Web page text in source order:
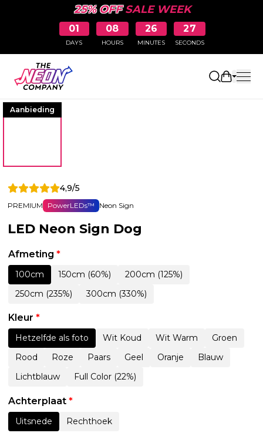
25% OFFSALE WEEK
01
DAYS
08
HOURS
26
MINUTES
27
SECONDS
Aanbieding
4,9/5
PREMIUM PowerLEDs™ Neon Sign
LED Neon Sign Dog
Afmeting *
100cm 150cm (60%)
200cm (125%)
250cm (235%)
300cm (330%)
Kleur *
Hetzelfde als foto Wit Koud Wit Warm
Groen
Rood
Roze Paars Geel Oranje
Blauw
Lichtblauw
Full Color (22%)
Achterplaat *
Uitsnede Rechthoek